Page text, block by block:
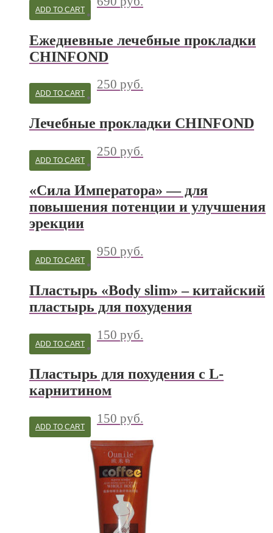
ADD TO CART
Ежедневные лечебные прокладки
CHINFOND
250 руб.
ADD TO CART
Лечебные прокладки CHINFOND
250 руб.
ADD TO CART
«Сила Императора» — для
повышения потенции и улучшения
эрекции
950 руб.
ADD TO CART
Пластырь «Body slim» – китайский
пластырь для похудения
150 руб.
ADD TO CART
Пластырь для похудения с L-
карнитином
150 руб.
ADD TO CART